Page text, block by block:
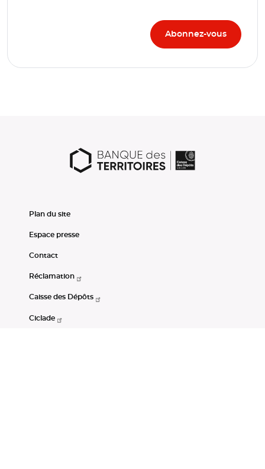
Plan du site
Espace presse
Contact
Réclamation
Caisse des Dépôts
Ciclade